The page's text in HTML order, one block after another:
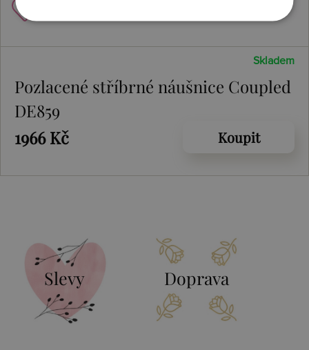
Skladem
Pozlacené stříbrné náušnice Coupled
DE859
1966 Kč
Koupit
Slevy Doprava